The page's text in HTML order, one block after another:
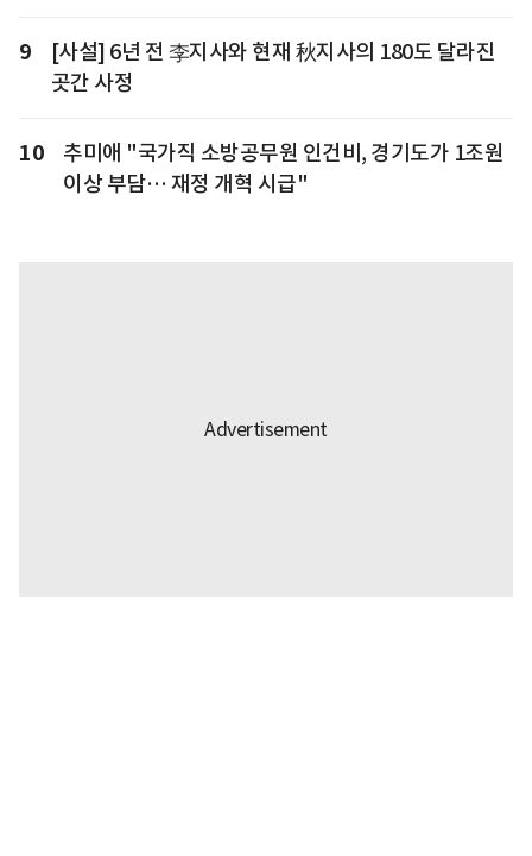
9
[사설] 6년 전 李지사와 현재 秋지사의 180도 달라진
곳간 사정
10
추미애 "국가직 소방공무원 인건비, 경기도가 1조원
이상 부담… 재정 개혁 시급"